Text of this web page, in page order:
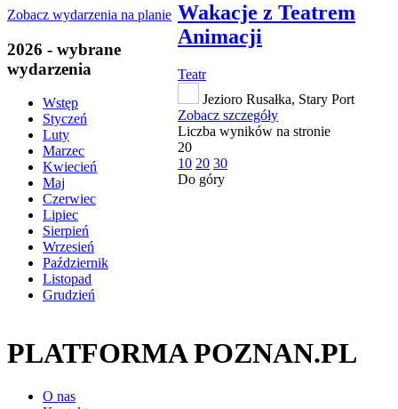
Zobacz wydarzenia na planie
2026 - wybrane
wydarzenia
Wstęp
Styczeń
Luty
Marzec
Kwiecień
Maj
Czerwiec
Lipiec
Sierpień
Wrzesień
Październik
Listopad
Grudzień
Wakacje z Teatrem
Animacji
Teatr
Jezioro Rusałka, Stary Port
Zobacz szczegóły
Liczba wyników na stronie
20
10 20 30
Do góry
PLATFORMA POZNAN.PL
O nas